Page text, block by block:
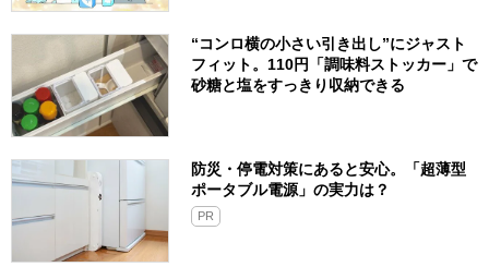
“コンロ横の小さい引き出し”にジャスト
フィット。110円「調味料ストッカー」で
砂糖と塩をすっきり収納できる
防災・停電対策にあると安心。「超薄型
ポータブル電源」の実力は？​
PR